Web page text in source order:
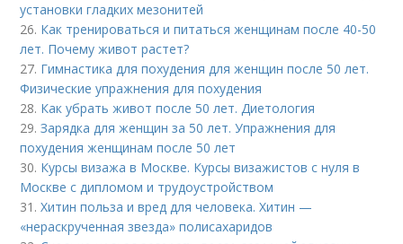
установки гладких мезонитей
26. Как тренироваться и питаться женщинам после 40-50
лет. Почему живот растет?
27. Гимнастика для похудения для женщин после 50 лет.
Физические упражнения для похудения
28. Как убрать живот после 50 лет. Диетология
29.Зарядка для женщин за 50 лет. Упражнения для
похудения женщинам после 50 лет
30. Курсы визажа в Москве. Курсы визажистов с нуля в
Москве с дипломом и трудоустройством
31.Хитин польза и вред для человека. Хитин —
«нераскрученная звезда» полисахаридов